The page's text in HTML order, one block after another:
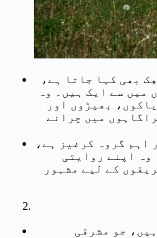
بھی کہا جاتا ہے،
میں سے ایک ہیں۔ وہ
بھیڑوں اور
میں چرانے
اہم گروہ کرغیز ہے،
وہ اپنے روایتی
کے لیے مشہور
جو مشرقی